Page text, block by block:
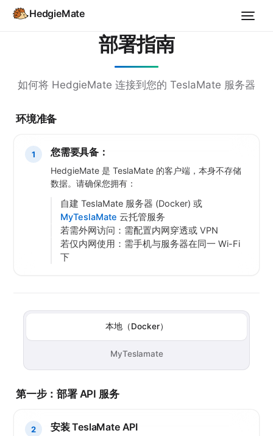
HedgieMate
部署指南
如何将 HedgieMate 连接到您的 TeslaMate 服务器
环境准备
1 您需要具备：
HedgieMate 是 TeslaMate 的客户端，本身不存储
数据。请确保您拥有：
自建 TeslaMate 服务器 (Docker) 或
MyTeslaMate 云托管服务
若需外网访问：需配置内网穿透或 VPN
若仅内网使用：需手机与服务器在同一 Wi-Fi
下
本地（Docker）
MyTeslamate
第一步：部署 API 服务
2 安装 TeslaMate API